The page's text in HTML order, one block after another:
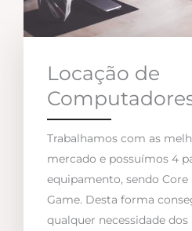
Locação de
Trabalhamos com as
mercado e possuímos 4
equipamento, sendo Core
Game. Desta forma
qualquer necessidade dos